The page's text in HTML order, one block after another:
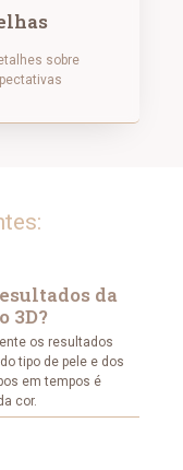
sobre
da
3D?
os resultados
tipo de pele e dos
em tempos é
cor.